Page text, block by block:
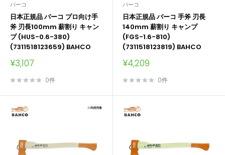
バーコ
日本正規品 バーコ プロ向け手
斧 刃長100mm 薪割り キャン
プ (HUS-0.6-380)
(7311518123659) BAHCO
販
価
¥3,107
0件
バーコ
日本正規品 バーコ 手斧 刃長
140mm 薪割り キャンプ
(FGS-1.6-810)
(7311518123819) BAHCO
販
価
¥4,209
0件